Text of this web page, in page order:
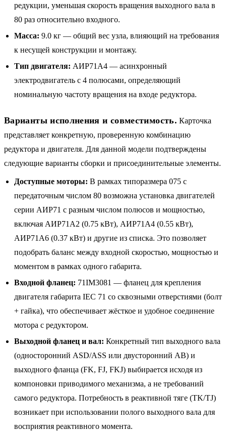
редукции, уменьшая скорость вращения выходного вала в
80 раз относительно входного.
Масса: 9.0 кг — общий вес узла, влияющий на требования
к несущей конструкции и монтажу.
Тип двигателя: АИР71A4 — асинхронный
электродвигатель с 4 полюсами, определяющий
номинальную частоту вращения на входе редуктора.
Варианты исполнения и совместимость. Карточка
представляет конкретную, проверенную комбинацию
редуктора и двигателя. Для данной модели подтверждены
следующие варианты сборки и присоединительные элементы.
Доступные моторы: В рамках типоразмера 075 с
передаточным числом 80 возможна установка двигателей
серии АИР71 с разным числом полюсов и мощностью,
включая АИР71A2 (0.75 кВт), АИР71A4 (0.55 кВт),
АИР71A6 (0.37 кВт) и другие из списка. Это позволяет
подобрать баланс между входной скоростью, мощностью и
моментом в рамках одного габарита.
Входной фланец: 71IM3081 — фланец для крепления
двигателя габарита IEC 71 со сквозными отверстиями (болт
+ гайка), что обеспечивает жёсткое и удобное соединение
мотора с редуктором.
Выходной фланец и вал: Конкретный тип выходного вала
(односторонний ASD/ASS или двусторонний AB) и
выходного фланца (FK, FJ, FKJ) выбирается исходя из
компоновки приводимого механизма, а не требований
самого редуктора. Потребность в реактивной тяге (TK/TJ)
возникает при использовании полого выходного вала для
восприятия реактивного момента.